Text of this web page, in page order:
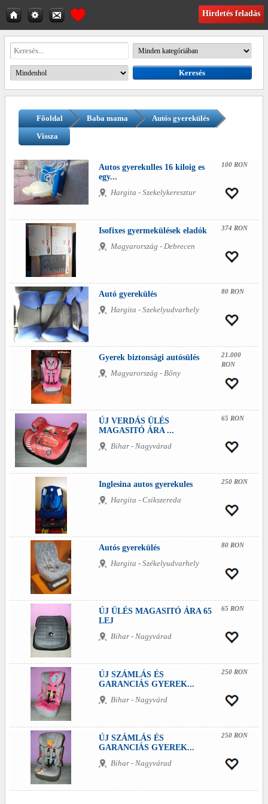
Hirdetés feladás
Főoldal Baba mama
Autós gyerekülés
Vissza
Autos gyerekulles 16 kiloig es
egy...
Hargita - Szekelykeresztur
100 RON
Isofixes gyermekülések eladók
Magyarország - Debrecen
374 RON
Autó gyerekülés
Hargita - Szekelyudvarhely
80 RON
Gyerek biztonsági autósülés
Magyarország - Bőny
21.000
RON
ÚJ VERDÁS ÜLÉS
MAGASITÓ ÁRA ...
Bihar - Nagyvárad
65 RON
Inglesina autos gyerekules
Hargita - Csikszereda
250 RON
Autós gyerekülés
Hargita - Székelyudvarhely
80 RON
ÚJ ÜLÉS MAGASITÓ ÁRA 65
LEJ
Bihar - Nagyvárad
65 RON
ÚJ SZÁMLÁS ÉS
GARANCIÁS GYEREK...
Bihar - Nagyvárd
250 RON
ÚJ SZÁMLÁS ÉS
GARANCIÁS GYEREK...
Bihar - Nagyvárad
250 RON